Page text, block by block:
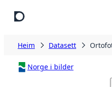
Heim Datasett
Norge i bilder